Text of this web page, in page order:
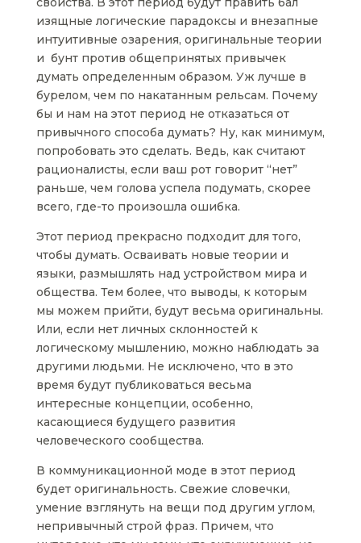
изящные логические парадоксы и внезапные
интуитивные озарения, оригинальные теории
и бунт против общепринятых привычек
думать определенным образом. Уж лучше в
бурелом, чем по накатанным рельсам. Почему
бы и нам на этот период не отказаться от
привычного способа думать? Ну, как минимум,
попробовать это сделать. Ведь, как считают
рационалисты, если ваш рот говорит “нет”
раньше, чем голова успела подумать, скорее
всего, где-то произошла ошибка.
Этот период прекрасно подходит для того,
чтобы думать. Осваивать новые теории и
языки, размышлять над устройством мира и
общества. Тем более, что выводы, к которым
мы можем прийти, будут весьма оригинальны.
Или, если нет личных склонностей к
логическому мышлению, можно наблюдать за
другими людьми. Не исключено, что в это
время будут публиковаться весьма
интересные концепции, особенно,
касающиеся будущего развития
человеческого сообщества.
В коммуникационной моде в этот период
будет оригинальность. Свежие словечки,
умение взглянуть на вещи под другим углом,
непривычный строй фраз. Причем, что